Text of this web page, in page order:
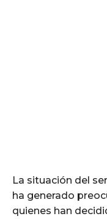
La situación del
ha generado
quienes han